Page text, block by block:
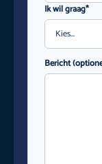
Ik wil graag*
Bericht